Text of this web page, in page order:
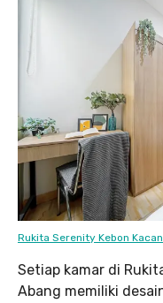
Rukita Serenity Kebon
Setiap kamar di
Abang memiliki